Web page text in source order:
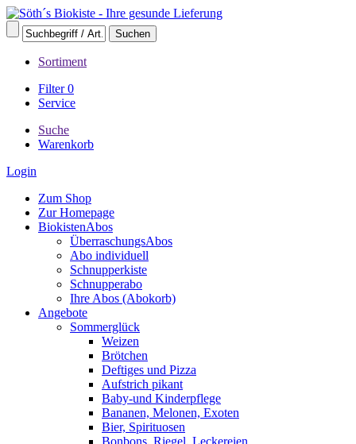
Sortiment
Filter0
Service
Suche
Warenkorb
Login
Zum Shop
Zur Homepage
BiokistenAbos
ÜberraschungsAbos
Abo individuell
Schnupperkiste
Schnupperabo
Ihre Abos (Abokorb)
Angebote
Sommerglück
Weizen
Brötchen
Deftiges und Pizza
Aufstrich pikant
Baby-und Kinderpflege
Bananen, Melonen, Exoten
Bier, Spirituosen
Bonbons, Riegel, Leckereien